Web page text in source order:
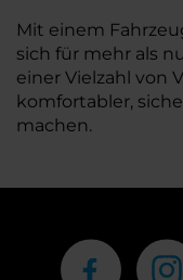
Mit einem
sich für mehr als
einer Vielzahl von
komfortabler,
machen.